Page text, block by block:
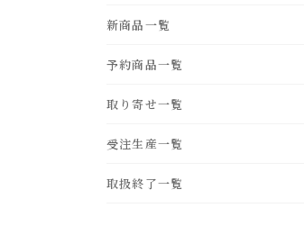
ENTRANCE
BATHROOM
GARDEN エクステリア・庭
COUNTRY
NORDIC STYLE
MOROCCAN
OUTDOOR
iron
dark brown
blue
orange
gold
新商品一覧
予約商品一覧
取り寄せ一覧
受注生産一覧
取扱終了一覧